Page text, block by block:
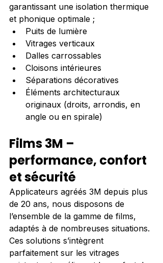
garantissant une isolation thermique
et phonique optimale ;
Puits de lumière
Vitrages verticaux
Dalles carrossables
Cloisons intérieures
Séparations décoratives
Éléments architecturaux
originaux (droits, arrondis, en
angle ou en spirale)
Films 3M –
performance, confort
et sécurité
Applicateurs agréés 3M depuis plus
de 20 ans, nous disposons de
l’ensemble de la gamme de films,
adaptés à de nombreuses situations.
Ces solutions s’intègrent
parfaitement sur les vitrages